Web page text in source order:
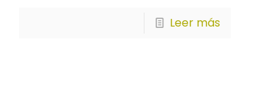
Leer más